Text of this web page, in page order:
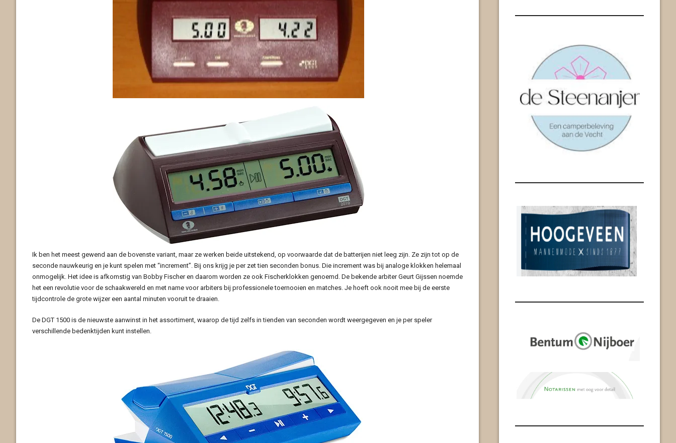
Ik ben het meest gewend aan de bovenste variant, maar ze werken beide uitstekend, op voorwaarde dat de batterijen niet leeg zijn. Ze zijn tot op de
seconde nauwkeurig en je kunt spelen met “increment”. Bij ons krijg je per zet tien seconden bonus. Die increment was bij analoge klokken helemaal
onmogelijk. Het idee is afkomstig van Bobby Fischer en daarom worden ze ook Fischerklokken genoemd. De bekende arbiter Geurt Gijssen noemde
het een revolutie voor de schaakwereld en met name voor arbiters bij professionele toernooien en matches. Je hoeft ook nooit mee bij de eerste
tijdcontrole de grote wijzer een aantal minuten vooruit te draaien.
De DGT 1500 is de nieuwste aanwinst in het assortiment, waarop de tijd zelfs in tienden van seconden wordt weergegeven en je per speler
verschillende bedenktijden kunt instellen.